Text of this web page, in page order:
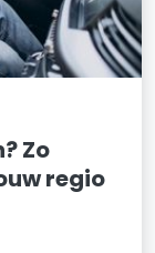
Zo
regio